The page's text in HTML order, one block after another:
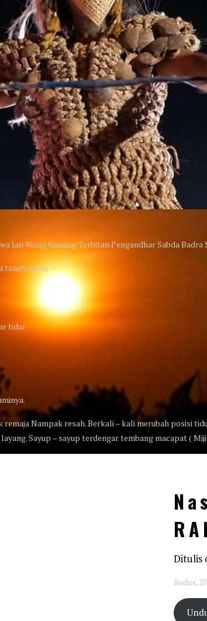
lan Wong Kanung. Terbitan Pengandhar Sabda
tanah muria.
tidur
remaja Nampak resah. Berkali – kali merubah posisi
Sayup – sayup terdengar tembang macapat (
Ditulis
Kudus,